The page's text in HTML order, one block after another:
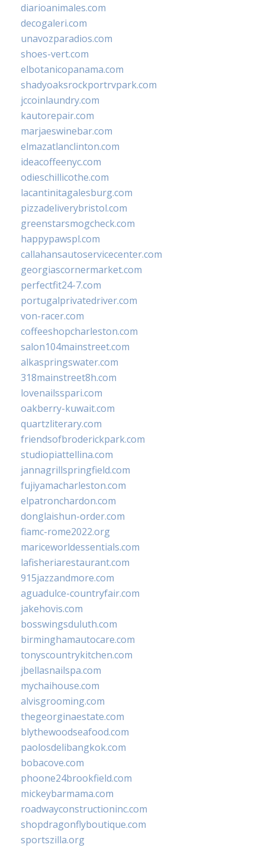
diarioanimales.com
decogaleri.com
unavozparadios.com
shoes-vert.com
elbotanicopanama.com
shadyoaksrockportrvpark.com
jccoinlaundry.com
kautorepair.com
marjaeswinebar.com
elmazatlanclinton.com
ideacoffeenyc.com
odieschillicothe.com
lacantinitagalesburg.com
pizzadeliverybristol.com
greenstarsmogcheck.com
happypawspl.com
callahansautoservicecenter.com
georgiascornermarket.com
perfectfit24-7.com
portugalprivatedriver.com
von-racer.com
coffeeshopcharleston.com
salon104mainstreet.com
alkaspringswater.com
318mainstreet8h.com
lovenailsspari.com
oakberry-kuwait.com
quartzliterary.com
friendsofbroderickpark.com
studiopiattellina.com
jannagrillspringfield.com
fujiyamacharleston.com
elpatronchardon.com
donglaishun-order.com
fiamc-rome2022.org
mariceworldessentials.com
lafisheriarestaurant.com
915jazzandmore.com
aguadulce-countryfair.com
jakehovis.com
bosswingsduluth.com
birminghamautocare.com
tonyscountrykitchen.com
jbellasnailspa.com
mychaihouse.com
alvisgrooming.com
thegeorginaestate.com
blythewoodseafood.com
paolosdelibangkok.com
bobacove.com
phoone24brookfield.com
mickeybarmama.com
roadwayconstructioninc.com
shopdragonflyboutique.com
sportszilla.org